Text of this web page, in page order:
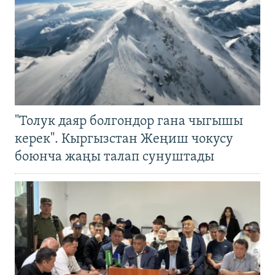
"Толук даяр болгондор гана чыгышы
керек". Кыргызстан Жеңиш чокусу
боюнча жаңы талап сунуштады